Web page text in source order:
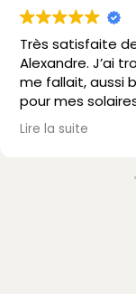
Très satisfaite
Alexandre. J’ai
me fallait, aussi
pour mes
passé, avec un
top. Je
Lire la suite